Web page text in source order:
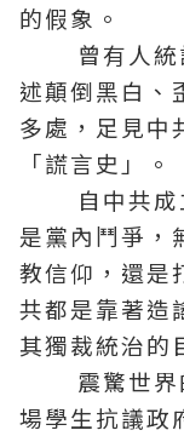
的假象。
曾有人統計
述顛倒黑白、
多處，足見中
「謊言史」。
自中共成立
是黨內鬥爭，
教信仰，還是
共都是靠著造
其獨裁統治的
震驚世界
場學生抗議政